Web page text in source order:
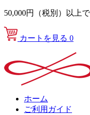
50,000円（税別）以上
カートを見る 0
ホーム
ご利用ガイド